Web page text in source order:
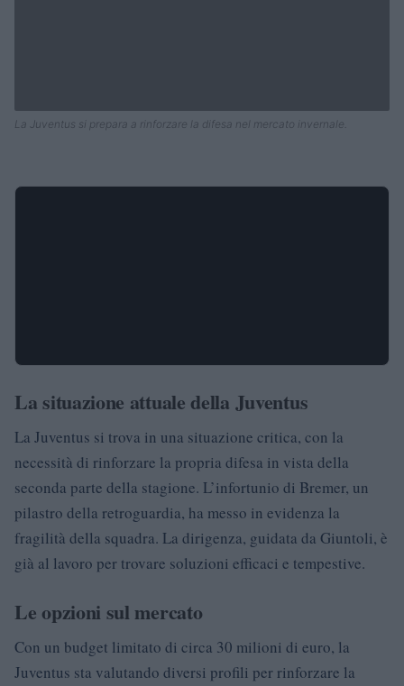
La Juventus si prepara a rinforzare la difesa nel mercato invernale.
La situazione attuale della Juventus
La Juventus si trova in una situazione critica, con la
necessità di rinforzare la propria difesa in vista della
seconda parte della stagione. L’infortunio di Bremer, un
pilastro della retroguardia, ha messo in evidenza la
fragilità della squadra. La dirigenza, guidata da Giuntoli, è
già al lavoro per trovare soluzioni efficaci e tempestive.
Le opzioni sul mercato
Con un budget limitato di circa 30 milioni di euro, la
Juventus sta valutando diversi profili per rinforzare la